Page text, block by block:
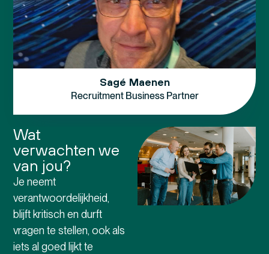
Sagé Maenen
Recruitment Business Partner
Wat
verwachten we
van jou?
Je neemt
verantwoordelijkheid,
blijft kritisch en durft
vragen te stellen, ook als
iets al goed lijkt te